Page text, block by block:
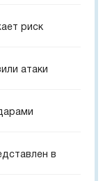
риск
атаки
в